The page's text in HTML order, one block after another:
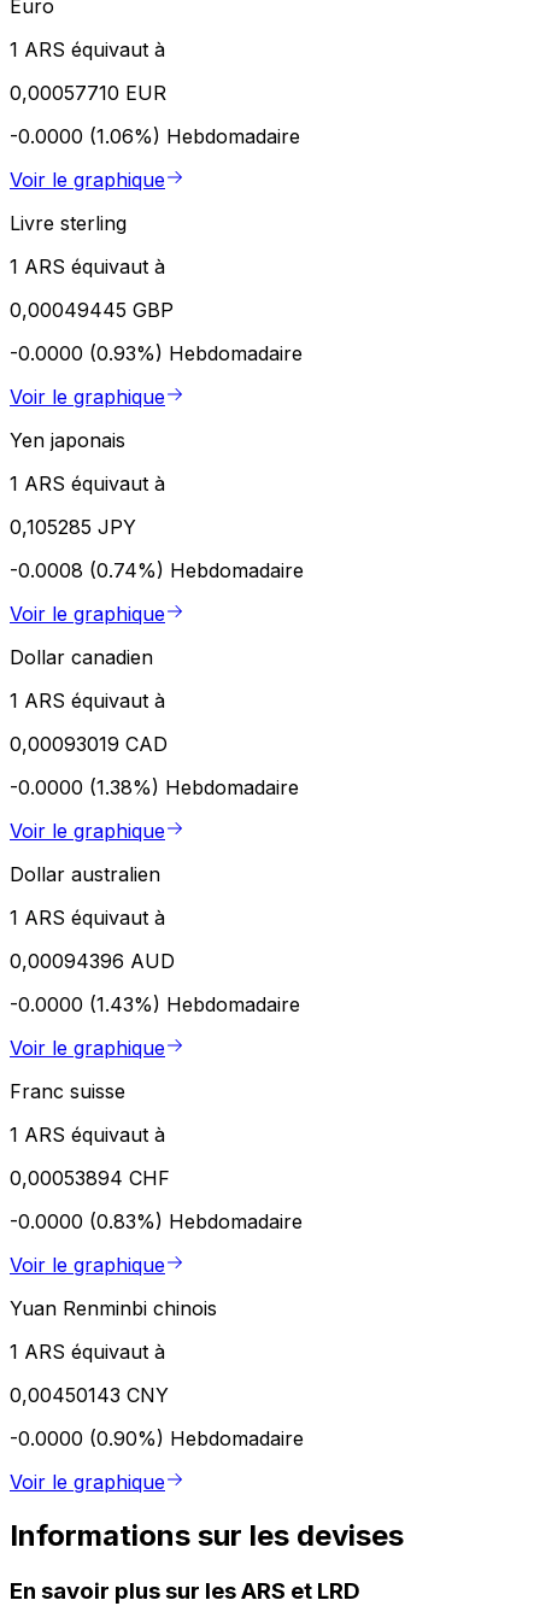
Euro
1 ARS équivaut à
0,00057710 EUR
-0.0000 (1.06%) Hebdomadaire
Voir le graphique
Livre sterling
1 ARS équivaut à
0,00049445 GBP
-0.0000 (0.93%) Hebdomadaire
Voir le graphique
Yen japonais
1 ARS équivaut à
0,105285 JPY
-0.0008 (0.74%) Hebdomadaire
Voir le graphique
Dollar canadien
1 ARS équivaut à
0,00093019 CAD
-0.0000 (1.38%) Hebdomadaire
Voir le graphique
Dollar australien
1 ARS équivaut à
0,00094396 AUD
-0.0000 (1.43%) Hebdomadaire
Voir le graphique
Franc suisse
1 ARS équivaut à
0,00053894 CHF
-0.0000 (0.83%) Hebdomadaire
Voir le graphique
Yuan Renminbi chinois
1 ARS équivaut à
0,00450143 CNY
-0.0000 (0.90%) Hebdomadaire
Voir le graphique
Informations sur les devises
En savoir plus sur les ARS et LRD